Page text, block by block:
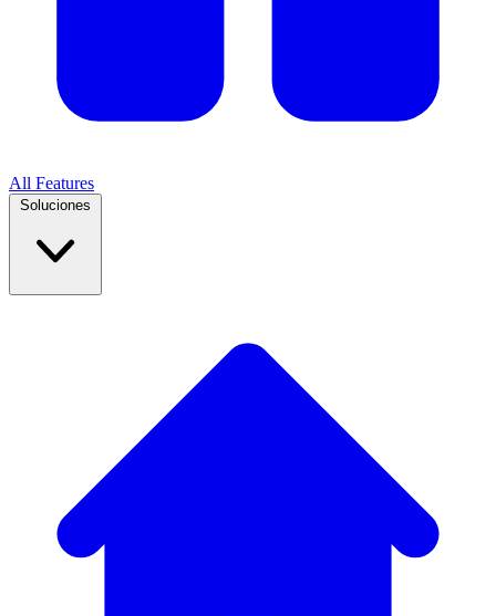
All Features